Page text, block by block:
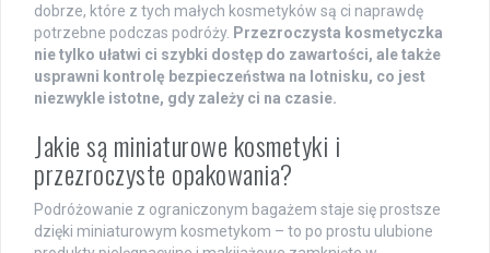
dobrze, które z tych małych kosmetyków są ci naprawdę
potrzebne podczas podróży. Przezroczysta kosmetyczka
nie tylko ułatwi ci szybki dostęp do zawartości, ale także
usprawni kontrolę bezpieczeństwa na lotnisku, co jest
niezwykle istotne, gdy zależy ci na czasie.
Jakie są miniaturowe kosmetyki i
przezroczyste opakowania?
Podróżowanie z ograniczonym bagażem staje się prostsze
dzięki miniaturowym kosmetykom – to po prostu ulubione